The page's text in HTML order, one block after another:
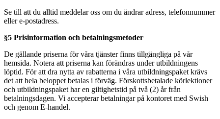
Se till att du alltid meddelar oss om du ändrar adress, telefonnummer
eller e-postadress.
§5 Prisinformation och betalningsmetoder
De gällande priserna för våra tjänster finns tillgängliga på vår
hemsida. Notera att priserna kan förändras under utbildningens
löptid. För att dra nytta av rabatterna i våra utbildningspaket krävs
det att hela beloppet betalas i förväg. Förskottsbetalade körlektioner
och utbildningspaket har en giltighetstid på två (2) år från
betalningsdagen. Vi accepterar betalningar på kontoret med Swish
och genom E-handel.